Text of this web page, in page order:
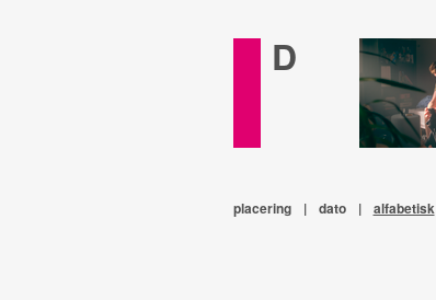
D
placering | dato | alfabetisk